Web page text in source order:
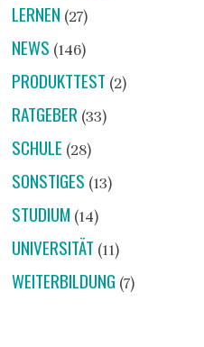
LERNEN (27)
NEWS (146)
PRODUKTTEST (2)
RATGEBER(33)
SCHULE (28)
SONSTIGES (13)
STUDIUM (14)
UNIVERSITÄT (11)
WEITERBILDUNG (7)